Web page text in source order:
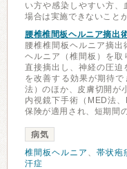
い方や感染しやすい方、
場合は実施できないこと
腰椎椎間板ヘルニア摘出
腰椎椎間板ヘルニア摘
ヘルニア（椎間板）を取
直接摘出し、神経の圧迫
を改善する効果が期待
法）のほか、皮膚切開が
内視鏡下手術（MED法
保険が適用され、短期間
病気
椎間板ヘルニア 、 帯状疱
汗症